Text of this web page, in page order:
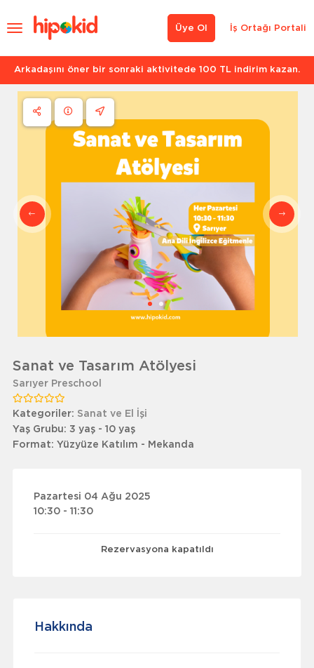
İş Ortağı Portali
Üye Ol
Arkadaşını öner bir sonraki aktivitede 100 TL indirim kazan.
Sanat ve Tasarım Atölyesi
Sarıyer Preschool
Kategoriler: Sanat ve El İşi
Yaş Grubu: 3 yaş - 10 yaş
Format: Yüzyüze Katılım - Mekanda
Pazartesi 04 Ağu 2025
10:30 - 11:30
Rezervasyona kapatıldı
Hakkında